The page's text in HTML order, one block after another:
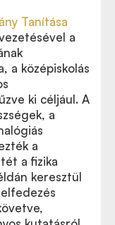
Tanítása
a
a középiskolás
ki céljául. A
a
a
a fizika
keresztül